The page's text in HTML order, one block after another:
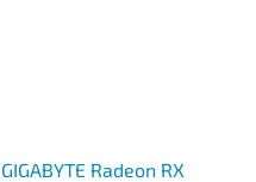
GIGABYTE Radeon RX